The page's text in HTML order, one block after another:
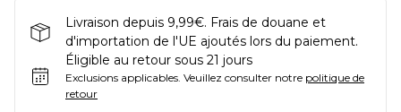
Livraison depuis 9,99€. Frais de douane et
d'importation de l'UE ajoutés lors du paiement.
Éligible au retour sous 21 jours
Exclusions applicables. Veuillez consulter notre politique de
retour